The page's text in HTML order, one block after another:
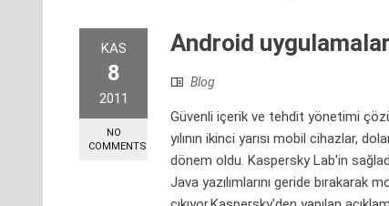
KAS
8
2011
NO
COMMENTS
Android
Blog
Güvenli içerik ve tehdit yönetimi
yılının ikinci yarısı mobil cihazlar,
dönem oldu. Kaspersky Lab'in
Java yazılımlarını geride